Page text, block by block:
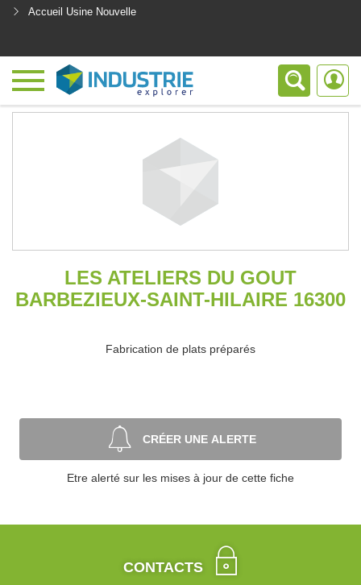
Accueil Usine Nouvelle
LES ATELIERS DU GOUT
BARBEZIEUX-SAINT-HILAIRE 16300
Fabrication de plats préparés
CRÉER UNE ALERTE
Etre alerté sur les mises à jour de cette fiche
CONTACTS